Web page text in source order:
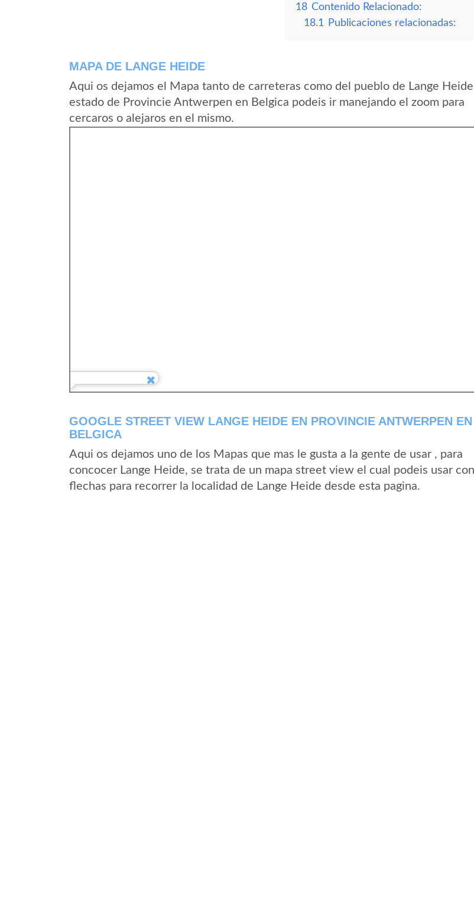
18 Contenido Relacionado:
18.1
Publicaciones relacionadas:
MAPA DE LANGE HEIDE
Aqui os dejamos el Mapa tanto de carreteras como del pueblo de Lange Heide
estado de Provincie Antwerpen en Belgica podeis ir manejando el zoom para
cercaros o alejaros en el mismo.
GOOGLE STREET VIEW LANGE HEIDE EN PROVINCIE ANTWERPEN EN
BELGICA
Aqui os dejamos uno de los Mapas que mas le gusta a la gente de usar , para
concocer Lange Heide, se trata de un mapa street view el cual podeis usar
flechas para recorrer la localidad de Lange Heide desde esta pagina.